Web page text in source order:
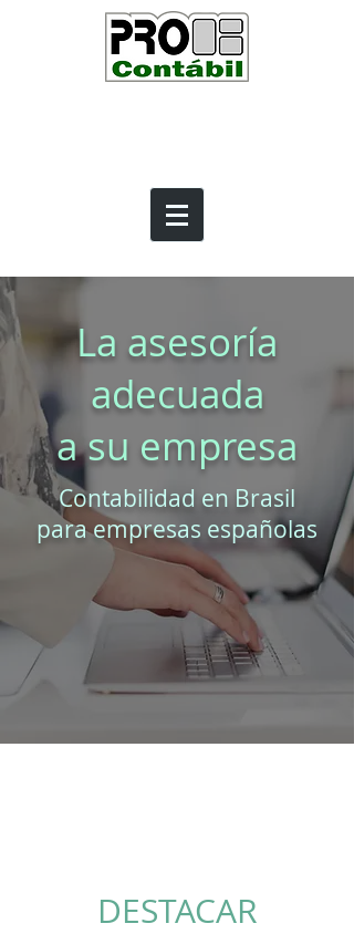
La asesoría
adecuada
a su empresa
Contabilidad en Brasil
para empresas españolas
DESTACAR